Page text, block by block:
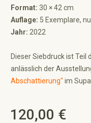
Format: 30 × 42 cm
Auflage: 5 Exemplare,
Jahr: 2022
Dieser Siebdruck ist Teil
anlässlich der
Abschattierung" im
Regulärer Preis:
120,00 €